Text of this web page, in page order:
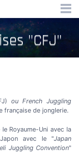
"CFJ"
ou French Juggling
française de jonglerie.
Royaume-Uni avec la
avec le "Japan
Juggling Convention"